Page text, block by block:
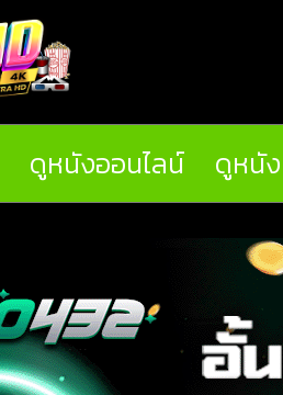
ดูหนังออนไลน์ ดูหนั